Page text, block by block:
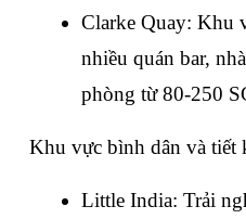
Clarke Quay: Khu
nhiều quán bar,
phòng từ 80-250
Khu vực bình dân và tiết
Little India: Trải